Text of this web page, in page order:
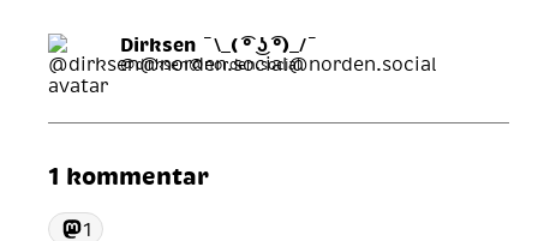
Dirksen ¯\_( ͡° ͜ʖ ͡°)_/¯
@dirksen@norden.social
1 kommentar
1